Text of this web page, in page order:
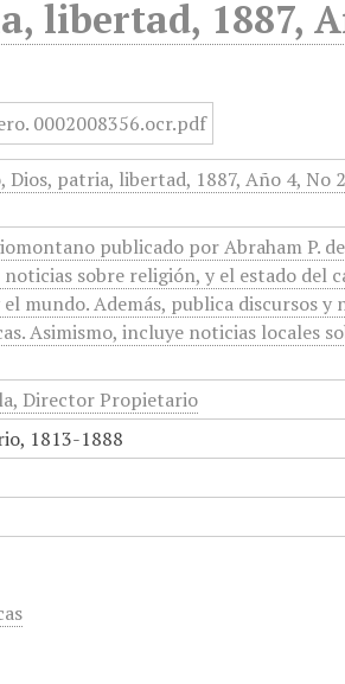
libertad, 1887,
Dios, patria, libertad, 1887, Año 4, No
publicado por Abraham P.
sobre religión, y el estado del
mundo. Además, publica discursos y
Asimismo, incluye noticias locales
Director Propietario
1813-1888